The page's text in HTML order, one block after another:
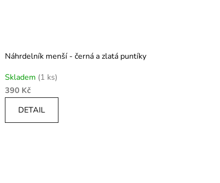
Náhrdelník menší - černá a zlatá puntíky
Skladem (1 ks)
390 Kč
DETAIL